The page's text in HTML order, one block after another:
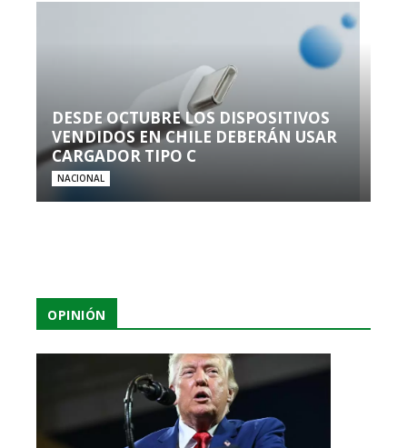
DESDE OCTUBRE LOS DISPOSITIVOS
VENDIDOS EN CHILE DEBERÁN USAR
CARGADOR TIPO C
NACIONAL
OPINIÓN